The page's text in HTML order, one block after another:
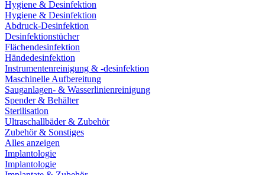
Hygiene & Desinfektion
Hygiene & Desinfektion
Abdruck-Desinfektion
Desinfektionstücher
Flächendesinfektion
Händedesinfektion
Instrumentenreinigung & -desinfektion
Maschinelle Aufbereitung
Sauganlagen- & Wasserlinienreinigung
Spender & Behälter
Sterilisation
Ultraschallbäder & Zubehör
Zubehör & Sonstiges
Alles anzeigen
Implantologie
Implantologie